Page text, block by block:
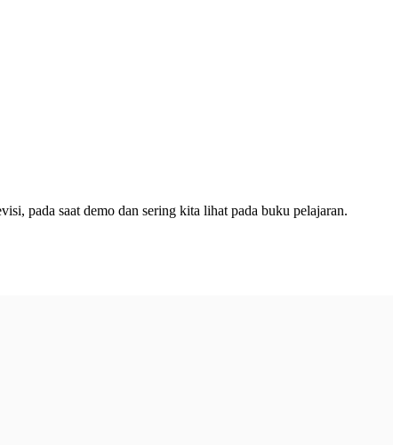
pada saat demo dan sering kita lihat pada buku pelajaran.